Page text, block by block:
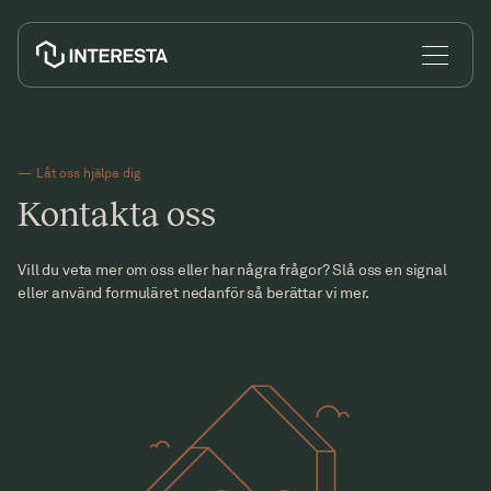
Jag vill ombilda
— Låt oss hjälpa dig
Kontakta oss
Vill du veta mer om oss eller har några frågor? Slå oss en signal
eller använd formuläret nedanför så berättar vi mer.